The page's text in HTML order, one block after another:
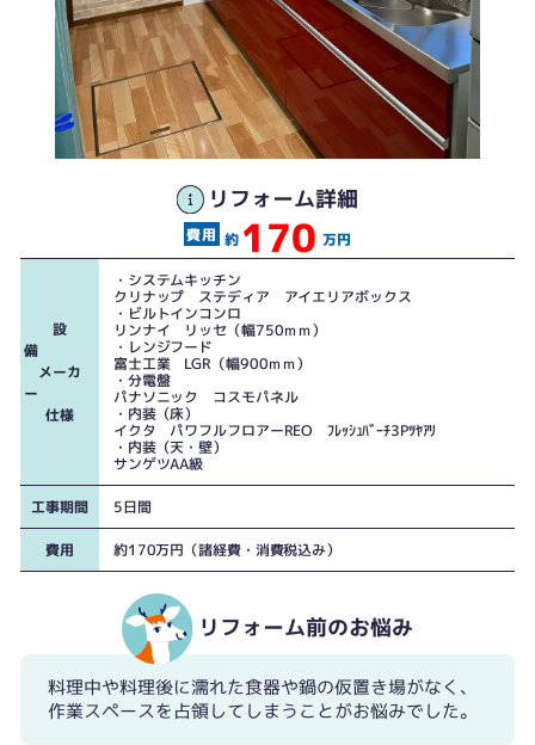
リフォーム詳細
約 170 万円
設
備
メーカ
ー
仕様
・システムキッチン
クリナップ ステディア アイエリアボックス
・ビルトインコンロ
リンナイ リッセ（幅750ｍｍ）
・レンジフード
富士工業 LGR（幅900ｍｍ）
・分電盤
パナソニック コスモパネル
・内装（床）
イクタ パワフルフロアーREO ﾌﾚｯｼｭﾊﾞｰﾁ3Pﾂﾔｱﾘ
・内装（天・壁）
サンゲツAA級
工事期間 5日間
費用 約170万円（諸経費・消費税込み）
リフォーム前のお悩み
料理中や料理後に濡れた食器や鍋の仮置き場がなく、
作業スペースを占領してしまうことがお悩みでした。
アイエリアボックス